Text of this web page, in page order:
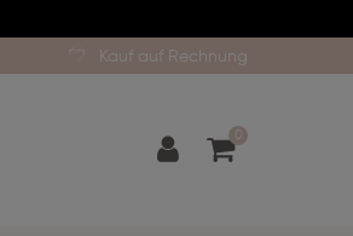
Kauf auf Rechnung
0